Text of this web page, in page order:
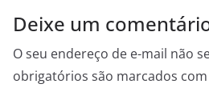
Deixe um
O seu endereço de e-mail não
obrigatórios são marcados com